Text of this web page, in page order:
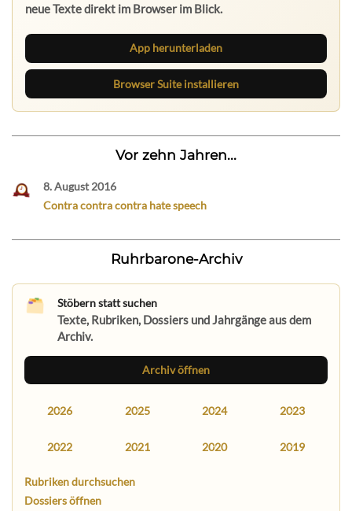
neue Texte direkt im Browser im Blick.
App herunterladen
Browser Suite installieren
Vor zehn Jahren...
8. August 2016
Contra contra contra hate speech
Ruhrbarone-Archiv
Stöbern statt suchen
Texte, Rubriken, Dossiers und Jahrgänge aus dem
Archiv.
Archiv öffnen
2026 2025 2024 2023
2022 2021 2020 2019
Rubriken durchsuchen
Dossiers öffnen